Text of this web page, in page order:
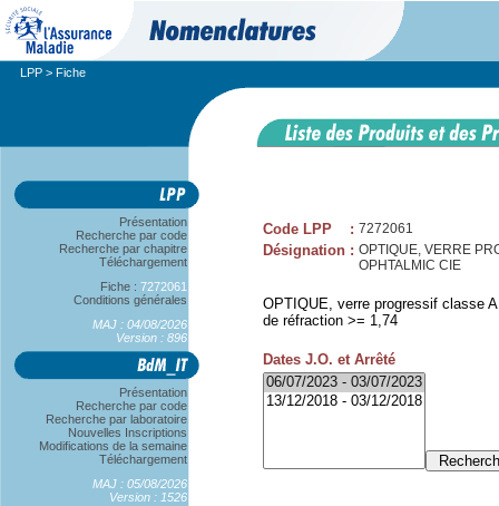
LPP > Fiche
Présentation
Recherche par code
Recherche par chapitre
Téléchargement
Fiche : 7272061
Conditions générales
MAJ : 04/08/2026
Version : 896
Présentation
Recherche par code
Recherche par laboratoire
Nouvelles Inscriptions
Modifications de la semaine
Téléchargement
MAJ : 05/08/2026
Version : 1526
Code LPP : 7272061
Désignation : OPTIQUE, VERRE
OPHTALMIC CIE
OPTIQUE, verre progressif classe
de réfraction >= 1,74
Dates J.O. et Arrêté